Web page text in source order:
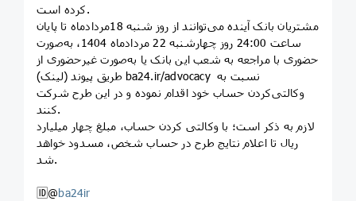
کرده است.
مشتریان بانک آینده می‌توانند از روز شنبه 18مردادماه تا پایان
ساعت 24:00 روز ‌چهارشنبه 22 مردادماه 1404، به‌صورت
حضوری با مراجعه به شعب این بانک یا به‌صورت غیرحضوری از
طریق پیوند (لینک) ba24.ir/advocacy نسبت به
وکالتی‌کردن حساب خود اقدام نموده و در این طرح شرکت
کنند.
لازم به ذکر است؛ با وکالتی کردن حساب، مبلغ چهار میلیارد
ریال تا اعلام نتایج طرح در حساب شخص، مسدود خواهد
شد.
🆔@ba24ir